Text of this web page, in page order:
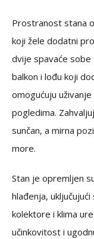
Prostranost stana
koji žele dodatni
dvije spavaće
balkon i lođu koji
omogućuju
pogledima.
sunčan, a mirna
more.
Stan je opremljen
hlađenja,
kolektore i klima
učinkovitost i